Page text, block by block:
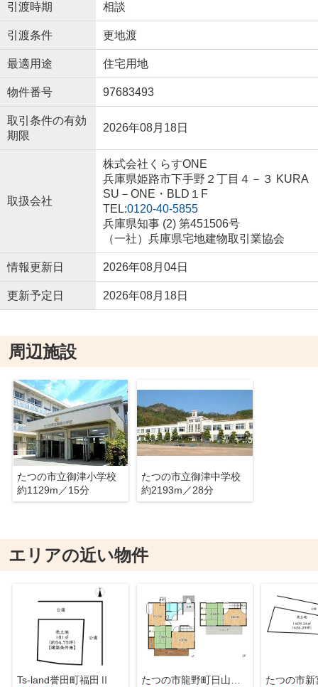
引渡時期 相談
引渡条件 更地渡
最適用途 住宅用地
物件番号 97683493
取引条件の有効
期限
2026年08月18日
取扱会社
株式会社くらすONE
兵庫県姫路市下手野２丁目４－３ KURA
SU－ONE・BLD１F
TEL:0120-40-5855
兵庫県知事 (2) 第451506号
（一社）兵庫県宅地建物取引業協会
情報更新日 2026年08月04日
更新予定日 2026年08月18日
周辺施設
たつの市立御津小学校
約1129m／15分
たつの市立御津中学校
約2193m／28分
エリアの近い物件
Ts-land誉田町福田Ⅱ